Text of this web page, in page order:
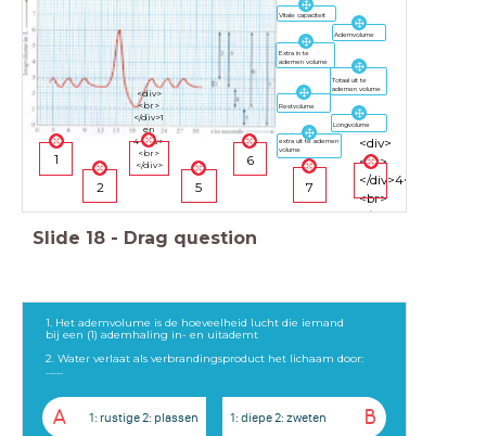
1
2
<div>
<br>
</div>1
en
4<div>
<br>
</div>
5
6
7
<div>
<br>
</div>4<div>
<br>
</div>
Vitale capaciteit
Extra in te
ademen volume
Ademvolume
Restvolume
Totaal uit te
ademen volume
Longvolume
extra uit te ademen
volume
Slide 18 - Drag question
1. Het ademvolume is de hoeveelheid lucht die iemand
bij een (1) ademhaling in- en uitademt
2. Water verlaat als verbrandingsproduct het lichaam door:
A 1: rustige 2: plassen B
1: diepe 2: zweten